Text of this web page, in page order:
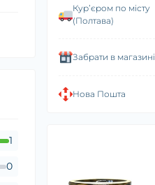
Курʼєром по місту
(Полтава)
Забрати в магазині
Нова Пошта
1
0